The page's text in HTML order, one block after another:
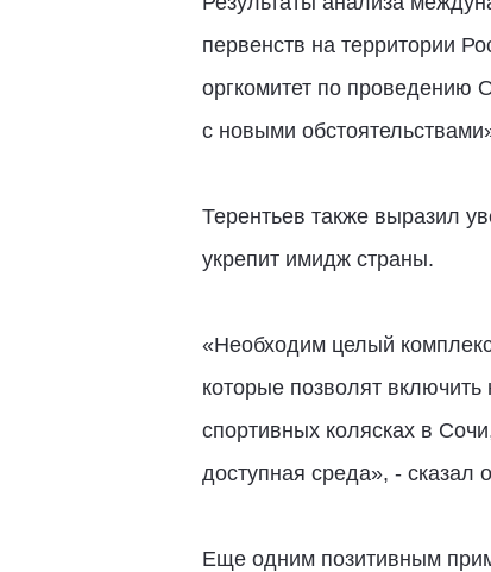
первенств на территории
оргкомитет по проведению
с новыми
Терентьев также выразил
укрепит имидж страны.
«Необходим целый
которые позволят
спортивных колясках в
доступная среда», - сказал
Еще одним позитивным